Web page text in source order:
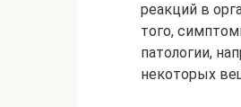
реакций в
того,
патологии,
некоторых